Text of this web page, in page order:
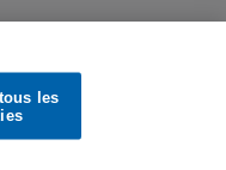
reserved.
les